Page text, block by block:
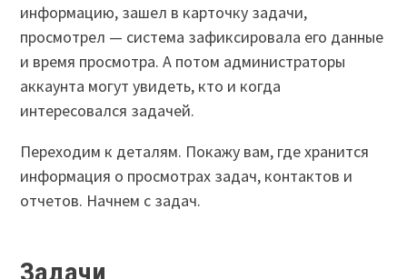
информацию, зашел в карточку задачи,
просмотрел — система зафиксировала его данные
и время просмотра. А потом администраторы
аккаунта могут увидеть, кто и когда
интересовался задачей.
Переходим к деталям. Покажу вам, где хранится
информация о просмотрах задач, контактов и
отчетов. Начнем с задач.
Задачи